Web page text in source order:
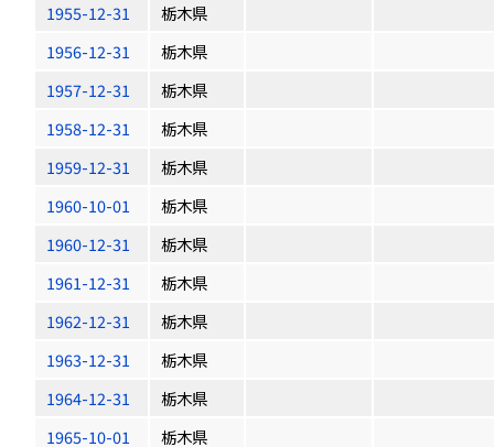
1955-12-31
栃木県
1956-12-31
栃木県
1957-12-31
栃木県
1958-12-31
栃木県
1959-12-31
栃木県
1960-10-01
栃木県
1960-12-31
栃木県
1961-12-31
栃木県
1962-12-31
栃木県
1963-12-31
栃木県
1964-12-31
栃木県
1965-10-01
栃木県